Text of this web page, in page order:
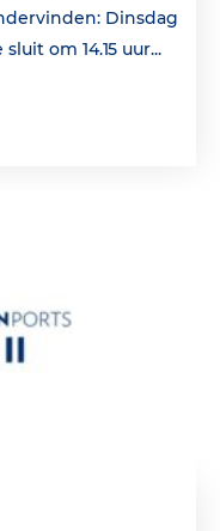
Dinsdag
sluit om 14.15 uur...